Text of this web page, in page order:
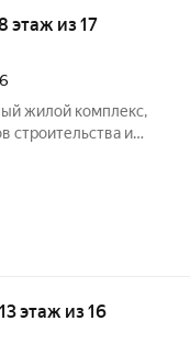
этаж из 17
строительства и
безопасность:
этаж из 16